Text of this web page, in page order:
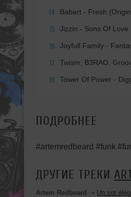
14 Babert - Fresh
15 Jizzin - Sons Of Love
16 Joyfull Family -
17 Twism, B3RAO,
18 Tower Of Power -
ПОДРОБНЕЕ
#artemredbeard #funk
ДРУГИЕ ТРЕКИ
Artem Redbeard ➝ Un sot